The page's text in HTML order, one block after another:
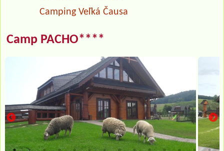
Camping Veľká Čausa
Camp PACHO****